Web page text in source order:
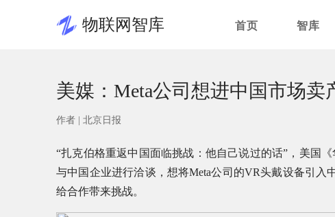
物联网智库 首页 智库
美媒：Meta公司想进中国市场卖
作者 | 北京日报
“扎克伯格重返中国面临挑战：他自己说过的话”，美国
与中国企业进行洽谈，想将Meta公司的VR头戴设备引
给合作带来挑战。